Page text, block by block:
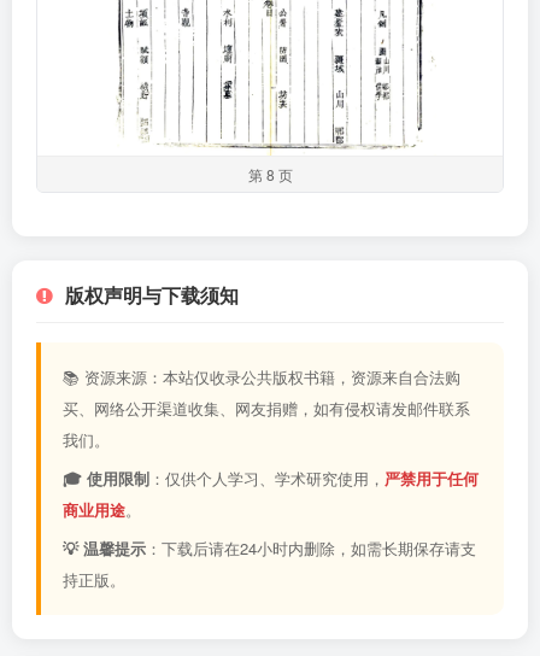
第 8 页
版权声明与下载须知
📚 资源来源：本站仅收录公共版权书籍，资源来自合法购
买、网络公开渠道收集、网友捐赠，如有侵权请发邮件联系
我们。
🎓 使用限制 ：仅供个人学习、学术研究使用， 严禁用于任何
商业用途。
💡 温馨提示 ：下载后请在24小时内删除，如需长期保存请支
持正版。